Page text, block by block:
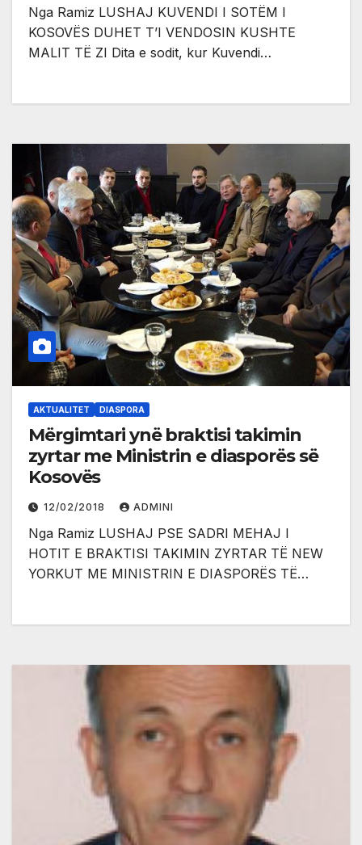
Nga Ramiz LUSHAJ KUVENDI I SOTËM I
KOSOVËS DUHET T’I VENDOSIN KUSHTE
MALIT TË ZI Dita e sodit, kur Kuvendi…
AKTUALITET DIASPORA
Mërgimtari ynë braktisi takimin
zyrtar me Ministrin e diasporës së
Kosovës
12/02/2018 ADMINI
Nga Ramiz LUSHAJ PSE SADRI MEHAJ I
HOTIT E BRAKTISI TAKIMIN ZYRTAR TË NEW
YORKUT ME MINISTRIN E DIASPORËS TË…